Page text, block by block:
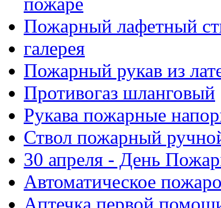
Пожарный лафетный
галерея
Пожарный рукав из
Противогаз шланговый
Рукава пожарные
Ствол пожарный
30 апреля - День
Автоматическое